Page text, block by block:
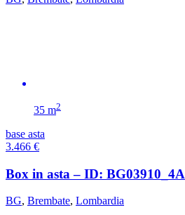
35 m2
base asta
3.466 €
Box in asta – ID: BG03910_4A
BG, Brembate, Lombardia